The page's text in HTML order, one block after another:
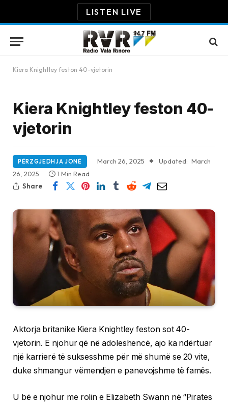
LISTEN LIVE
Kiera Knightley feston 40-vjetorin
Kiera Knightley feston 40-
vjetorin
PËRZGJEDHJA JONË March 26, 2025 Updated: March
26, 2025
1 Min Read
Share
Aktorja britanike Kiera Knightley feston sot 40-
vjetorin. E njohur që në adoleshencë, ajo ka ndërtuar
një karrierë të suksesshme për më shumë se 20 vite,
duke shmangur vëmendjen e panevojshme të famës.
U bë e njohur me rolin e Elizabeth Swann në “Pirates